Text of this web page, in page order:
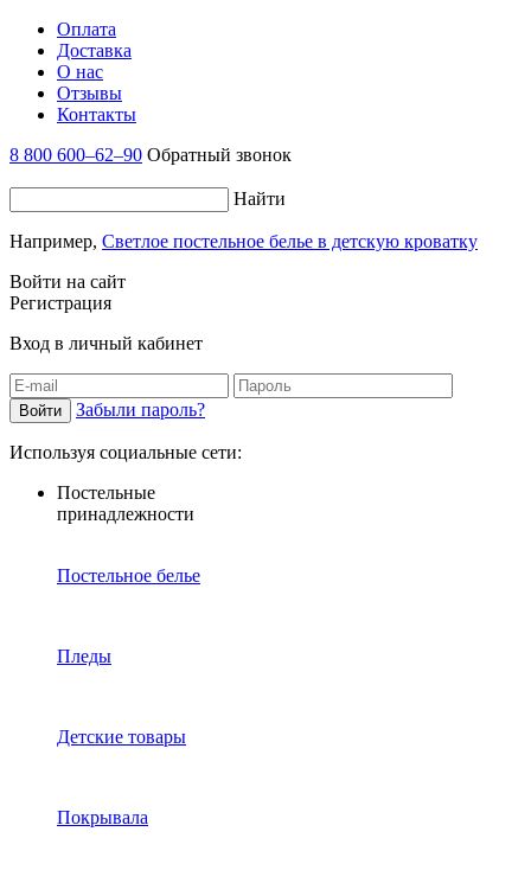
Оплата
Доставка
О нас
Отзывы
Контакты
8 800 600–62–90 Обратный звонок
Найти
Например, Светлое постельное белье в детскую кроватку
Войти на сайт
Регистрация
Вход в личный кабинет
Забыли пароль?
Используя социальные сети:
Постельные
принадлежности
Постельное белье
Пледы
Детские товары
Покрывала